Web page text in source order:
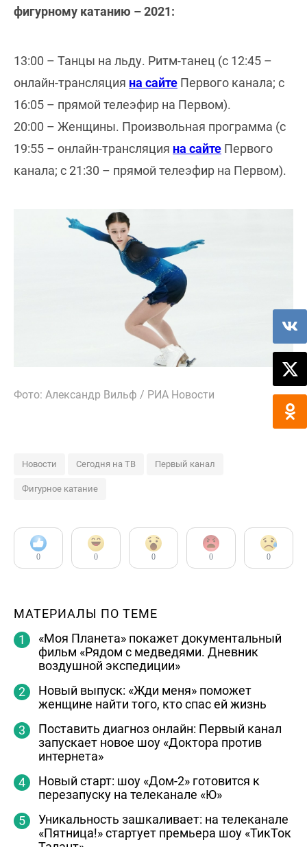
фигурному катанию – 2021:
13:00 – Танцы на льду. Ритм-танец (с 12:45 –
онлайн-трансляция на сайте Первого канала; с
16:05 – прямой телеэфир на Первом).
20:00 – Женщины. Произвольная программа (с
19:55 – онлайн-трансляция на сайте Первого
канала; с 21:30 – прямой телеэфир на Первом).
Фото: Александр Вильф / РИА Новости
Новости Сегодня на ТВ Первый канал
Фигурное катание
0 0 0 0 0
МАТЕРИАЛЫ ПО ТЕМЕ
«Моя Планета» покажет документальный
фильм «Рядом с медведями. Дневник
воздушной экспедиции»
Новый выпуск: «Жди меня» поможет
женщине найти того, кто спас ей жизнь
Поставить диагноз онлайн: Первый канал
запускает новое шоу «Доктора против
интернета»
Новый старт: шоу «Дом-2» готовится к
перезапуску на телеканале «Ю»
Уникальность зашкаливает: на телеканале
«Пятница!» стартует премьера шоу «ТикТок